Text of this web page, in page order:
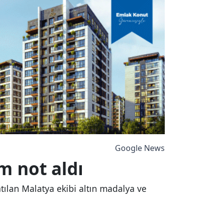
Google News
not aldı
Malatya ekibi altın madalya ve